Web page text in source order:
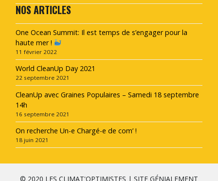
NOS ARTICLES
One Ocean Summit: Il est temps de s’engager pour la
haute mer !
11 février 2022
World CleanUp Day 2021
22 septembre 2021
CleanUp avec Graines Populaires – Samedi 18 septembre
14h
16 septembre 2021
On recherche Un-e Chargé-e de com’ !
18 juin 2021
© 2020 LES CLIMAT'OPTIMISTES | SITE GÉNIALEMENT